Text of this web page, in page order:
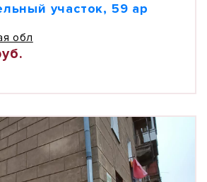
участок, 59 ар
обл